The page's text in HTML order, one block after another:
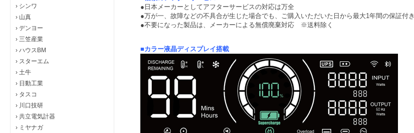
› シンワ
› 山真
› デンヨー
› 三笠産業
› ハウスBM
› スターエム
› 土牛
› 日動工業
› タスコ
› 川口技研
› 共立電気計器
› ミヤナガ
●日本メーカーとしてアフターサービスの対応は万全
●万が一、故障などの不具合が生じた場合でも、ご購入いただいた日から最大1年間の保証付き
●不要になった製品は、メーカーによる無償廃棄対応 ※送料除く
■カラー液晶ディスプレイ搭載